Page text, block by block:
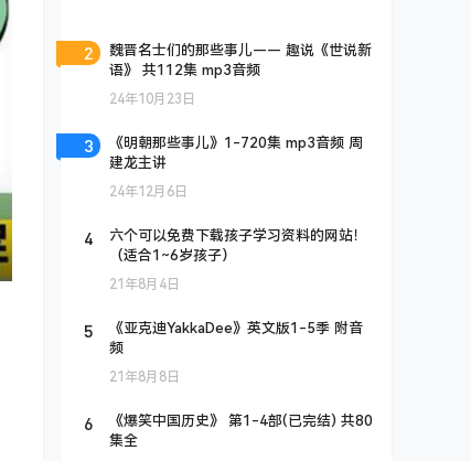
2
魏晋名士们的那些事儿—— 趣说《世说新
语》 共112集 mp3音频
24年10月23日
3
《明朝那些事儿》1-720集 mp3音频 周
建龙主讲
24年12月6日
4
六个可以免费下载孩子学习资料的网站！
（适合1~6岁孩子）
21年8月4日
5
《亚克迪YakkaDee》英文版1-5季 附音
频
21年8月8日
6
《爆笑中国历史》 第1-4部(已完结) 共80
集全